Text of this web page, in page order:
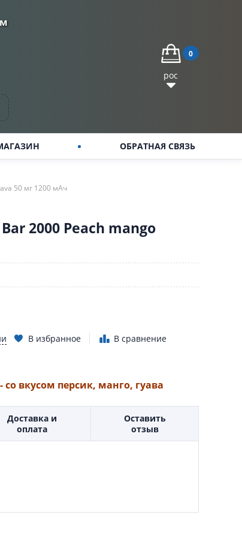
0
рос
ОБРАТНАЯ СВЯЗЬ
50 мг 1200 мАч
2000 Peach mango
В избранное В сравнение
со вкусом персик, манго, гуава
Доставка и
оплата
Оставить
отзыв